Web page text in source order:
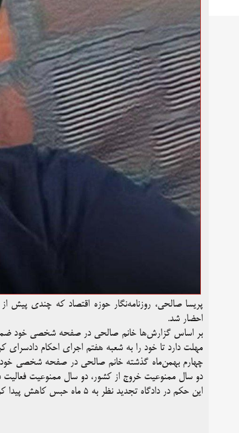
پریسا صالحی، روزنامه‌نگار حوزه اقتصاد که چندی پیش
احضار شد.
مهلت دارد تا خود را به شعبه هفتم اجرای احکام دادسرای
چهارم بهمن‌ماه گذشته خانم صالحی در صفحه شخصی خود
دو سال ممنوعیت خروج از کشور، دو سال ممنوعیت
این حکم در دادگاه تجدید نظر به ۵ ماه حبس کاهش پیدا کرد و قرار است به زودی به مرحله اجرا درآید.